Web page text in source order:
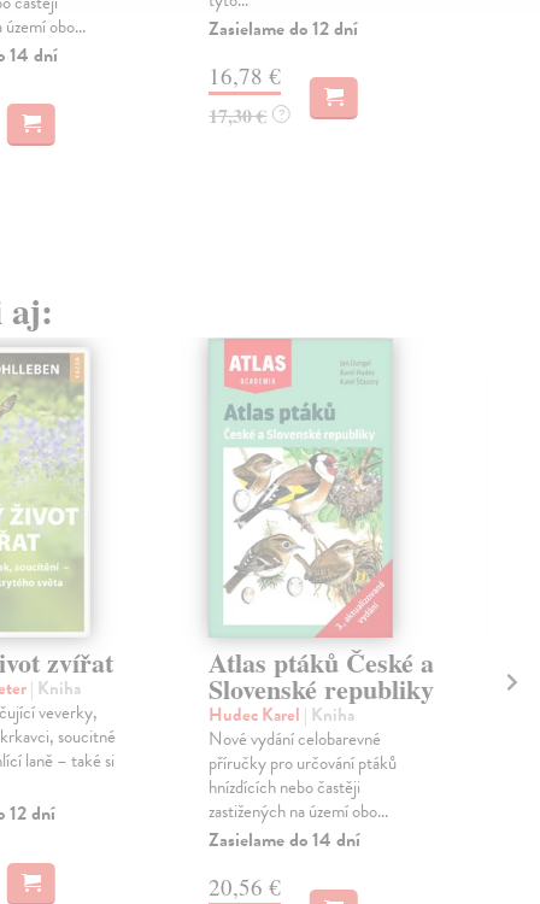
území obo...
14 dní
Zasielame do 12 dní
16,78 €
17,30 € ?
aj:
zvířat
| Kniha
veverky,
soucitné
laně – také si
12 dní
Atlas ptáků České a
Slovenské republiky
Hudec Karel | Kniha
Nové vydání celobarevné
příručky pro určování ptáků
hnízdících nebo častěji
zastižených na území obo...
Zasielame do 14 dní
20,56 €